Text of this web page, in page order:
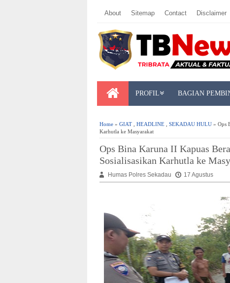
About Sitemap Contact Disclaimer
PROFIL BAGIAN
Home » GIAT HEADLINE SEKADAU HULU » Ops
Karhutla ke Masyarakat
Ops Bina Karuna II Kapuas
Sosialisasikan Karhutla ke
Humas Polres Sekadau 17 Agustus